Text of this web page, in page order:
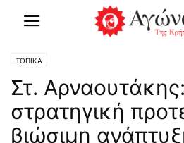
ΤΟΠΙΚΑ
Στ.
στρατηγική
βιώσιμη